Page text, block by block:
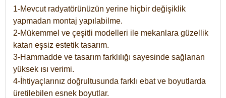
1-Mevcut radyatörünüzün yerine hiçbir değişiklik
yapmadan montaj yapılabilme.
2-Mükemmel ve çeşitli modelleri ile mekanlara güzellik
katan eşsiz estetik tasarım.
3-Hammadde ve tasarım farklılığı sayesinde sağlanan
yüksek ısı verimi.
4-İhtiyaçlarınız doğrultusunda farklı ebat ve boyutlarda
üretilebilen esnek boyutlar.